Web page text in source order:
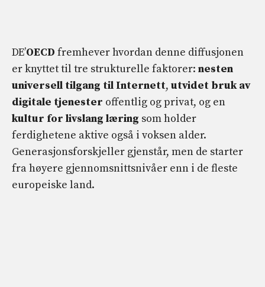
DE’OECD fremhever hvordan denne diffusjonen
er knyttet til tre strukturelle faktorer: nesten
universell tilgang til Internett, utvidet bruk av
digitale tjenester offentlig og privat, og en
kultur for livslang læring som holder
ferdighetene aktive også i voksen alder.
Generasjonsforskjeller gjenstår, men de starter
fra høyere gjennomsnittsnivåer enn i de fleste
europeiske land.